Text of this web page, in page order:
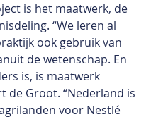
is het maatwerk, de
“We leren al
ook gebruik van
de wetenschap. En
is, is maatwerk
de Groot. “Nederland is
voor Nestlé